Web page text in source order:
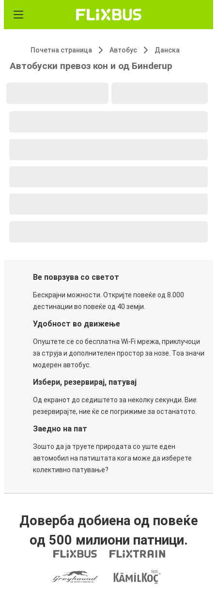
Почетна страница Автобус Данска
Автобуски превоз кон и од Бинderup
Ве поврзува со светот
Бескрајни можности. Откријте повеќе од 8.000
дестинации во повеќе од 40 земји.
Удобност во движење
Опуштете се со бесплатна Wi-Fi мрежа, приклучоци
за струја и дополнителен простор за нозе. Тоа значи
модерен автобус.
Избери, резервирај, патувај
Од екранот до седиштето за неколку секунди. Вие
резервирајте, ние ќе се погрижиме за останатото.
Заедно на пат
Зошто да ја труете природата со уште еден
автомобил на патиштата кога може да изберете
колективно патување?
Доверба добиена од повеќе
од 500 милиони патници.